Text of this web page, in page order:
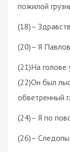
пожилой
(18)–
(20)– Я
(21)На голове
(22)Он был
обветренный
(24)– Я по
(26)–